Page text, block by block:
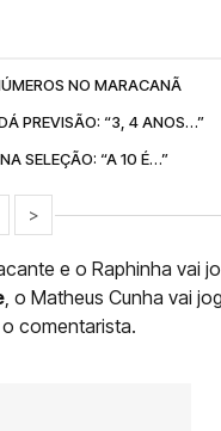
NO MARACANÃ
PREVISÃO: “3, 4 ANOS…”
SELEÇÃO: “A 10 É…”
>
e o Raphinha vai
, o Matheus Cunha vai
o comentarista.